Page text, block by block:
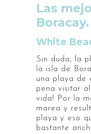
Las
Boracay.
White
Sin duda, la
la isla de
una playa de
pena visitar
vida! Por la
marea y
playa y eso
bastante